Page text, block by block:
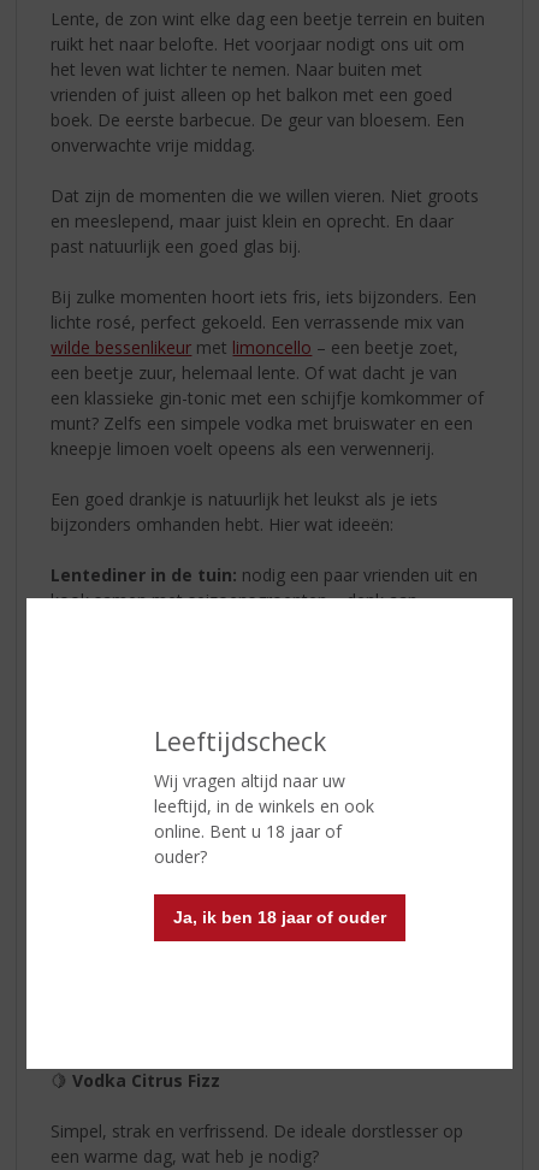
Leeftijdscheck
Wij vragen altijd naar uw
leeftijd, in de winkels en ook
online. Bent u 18 jaar of
ouder?
Ja, ik ben 18 jaar of ouder
Lente, de zon wint elke dag een beetje terrein en buiten
ruikt het naar belofte. Het voorjaar nodigt ons uit om
het leven wat lichter te nemen. Naar buiten met
vrienden of juist alleen op het balkon met een goed
boek. De eerste barbecue. De geur van bloesem. Een
onverwachte vrije middag.
Dat zijn de momenten die we willen vieren. Niet groots
en meeslepend, maar juist klein en oprecht. En daar
past natuurlijk een goed glas bij.
Bij zulke momenten hoort iets fris, iets bijzonders. Een
lichte rosé, perfect gekoeld. Een verrassende mix van
wilde bessenlikeur met limoncello – een beetje zoet,
een beetje zuur, helemaal lente. Of wat dacht je van
een klassieke gin-tonic met een schijfje komkommer of
munt? Zelfs een simpele vodka met bruiswater en een
kneepje limoen voelt opeens als een verwennerij.
Een goed drankje is natuurlijk het leukst als je iets
bijzonders omhanden hebt. Hier wat ideeën:
Lentediner in de tuin: nodig een paar vrienden uit en
kook samen met seizoensgroenten – denk aan
Picknick in het park:een kleedje, wat tapas, een fles
rosé of een kant-en-klare cocktail in een thermos – en
je hebt vakantiegevoel zonder te reizen.
En we hebben wat inspiratie om het seizoen in je glas
te vangen voor je!
🍋Vodka Citrus Fizz
Simpel, strak en verfrissend. De ideale dorstlesser op
een warme dag, wat heb je nodig?